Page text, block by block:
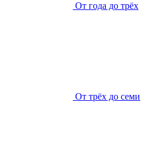
От года до трёх
От трёх до семи